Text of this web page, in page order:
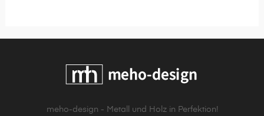
meho-design - Metall und Holz in Perfektion!